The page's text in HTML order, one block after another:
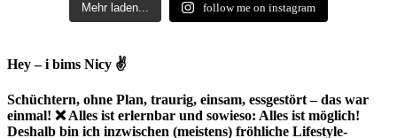
Mehr laden... follow me on instagram
Hey – i bims Nicy ✌
Schüchtern, ohne Plan, traurig, einsam, essgestört – das war
einmal! ❌ Alles ist erlernbar und sowieso: Alles ist möglich!
Deshalb bin ich inzwischen (meistens) fröhliche Lifestyle-